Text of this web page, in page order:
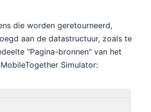
die worden geretourneerd,
aan de datastructuur, zoals te
"Pagina-bronnen" van het
Simulator: